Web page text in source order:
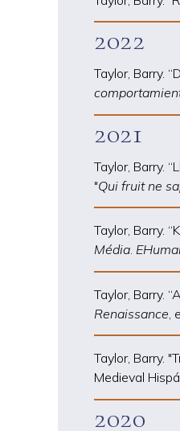
2022
Taylor, Barry.
2021
Taylor, Barry.
"Qui fruit ne
Taylor, Barry.
Média.
Taylor, Barry.
Renaissance
Taylor, Barry.
Medieval
2020